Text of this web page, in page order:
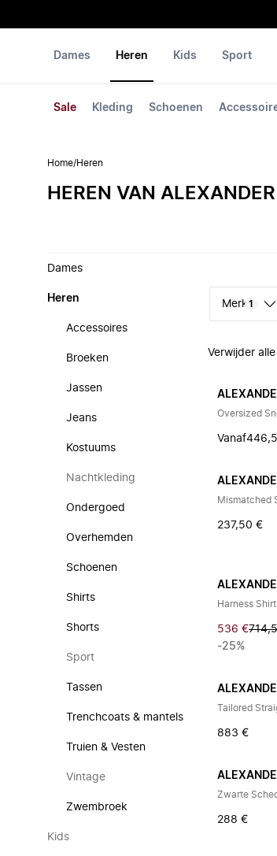
Dames Heren
Sale Kleding Schoenen
Kids Sport
Home/Heren
HEREN VAN
Dames
Heren
Accessoires
Broeken
Jassen
Jeans
Kostuums
Nachtkleding
Ondergoed
Overhemden
Schoenen
Shirts
Shorts
Sport
Tassen
Trenchcoats & mantels
Truien & Vesten
Vintage
Zwembroek
Kids
Merk 1
Verwijder
Oversized
Vanaf
Mismatched
237,50 €
Harness Shirt
536 €
-25%
Tailored
883 €
Zwarte
288 €